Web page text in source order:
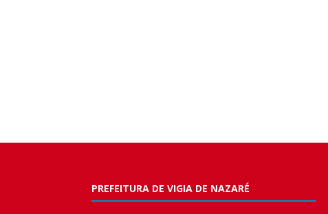
PREFEITURA DE VIGIA DE NAZARÉ